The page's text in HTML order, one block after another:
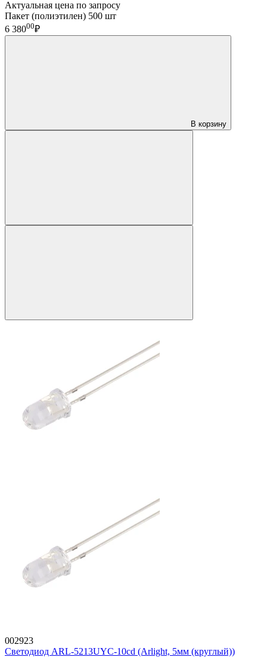
Актуальная цена по запросу
Пакет (полиэтилен) 500 шт
6 38000₽
В корзину
002923
Светодиод ARL-5213UYC-10cd (Arlight, 5мм (круглый))